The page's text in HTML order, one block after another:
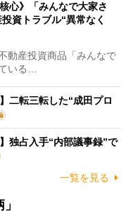
心》「みんなで大家さ
資トラブル“異常なく
動産投資商品「みんなで
いる…
二転三転した“成田プロ
独占入手“内部議事録”で
一覧を見る